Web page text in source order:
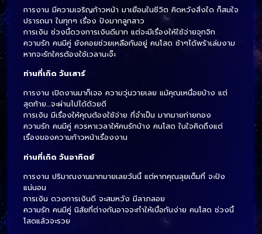
การงาน มีความเจริญก้าวหน้า มาเยือนในชีวิต คิดหวังสิ่งใด ก็สมใจ
ปรารถนา ในทุกๆ เรื่อง ปังมากลูกสาว
การเงิน ช่วงนี้ดวงการเงินดีมาก แต่จะมีเรื่องให้ใช้จ่ายจุกจิก
ความรัก คนมีคู่ ยังคอยช่วยเหลือกันอยู่ คนโสด ช้าๆได้พร้าเล่มงาม
หากจะรักใครต้องใช้เวลานะจ๊ะ
ท่านที่เกิด วันเสาร์
การงาน เปิดงานมาก็เจอ ความวุ่นวายเลย แม้คุณเหนื่อยบ้าง แต่
สุดท้าย…จะผ่านไปได้ด้วยดี
การเงิน มีเรื่องให้คุณต้องใช้จ่าย ที่จำเป็น มากมายก่ายกอง
ความรัก คนมีคู่ ควรหาเวลาให้คนรักบ้าง คนโสด ในใจคิดถึงแต่
เรื่องของความก้าวหน้าเรื่องงาน
ท่านที่เกิด วันอาทิตย์
การงาน ปริมาณงานมากมายเลยวันนี้ แต่หากคุณลุยเต็มที่ จะปัง
แน่นอน
การเงิน ดวงการเงินดี จะสมหวัง มีลาภลอย
ความรัก คนมีคู่ นิสัยที่ต่างกันอาจจะทำให้เบื่อกันง่าย คนโสด ช่วงนี้
โสดแล้วจะรวย